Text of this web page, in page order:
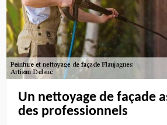
Un nettoyage de façade
des professionnels